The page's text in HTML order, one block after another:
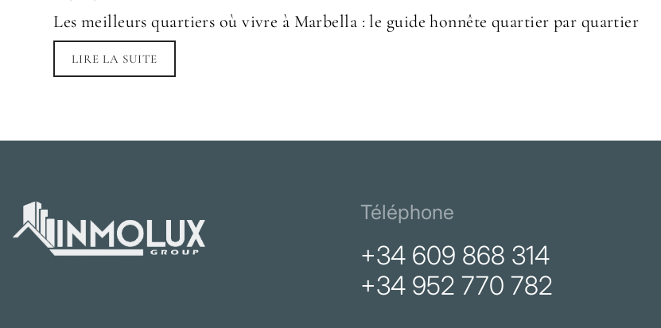
Les meilleurs quartiers où vivre à Marbella : le guide honnête quartier par quartier
LIRE LA SUITE
Téléphone
+34 609 868 314
+34 952 770 782